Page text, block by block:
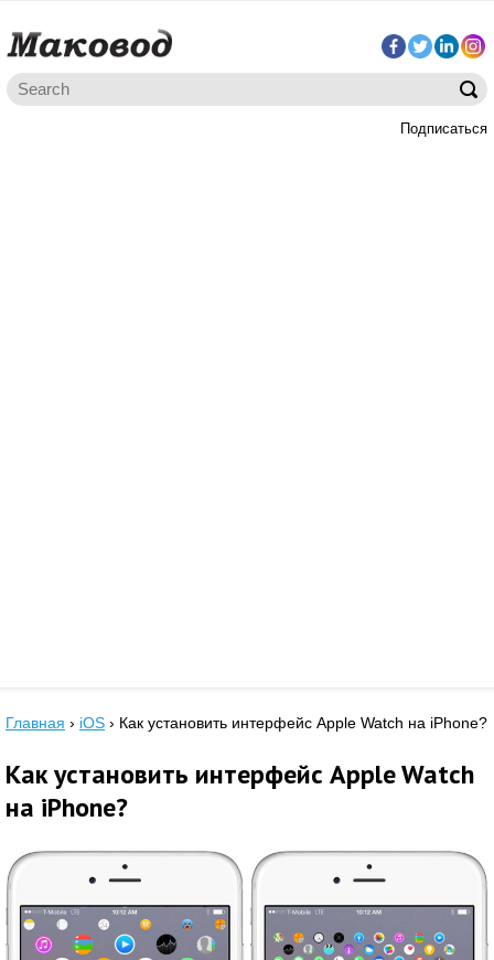
Подписаться
Главная › iOS › Как установить интерфейс Apple Watch на iPhone?
Как установить интерфейс Apple Watch
на iPhone?